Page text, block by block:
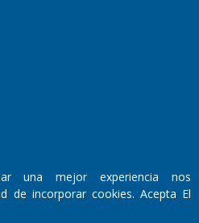
una mejor experiencia nos
de incorporar cookies. Acepta El